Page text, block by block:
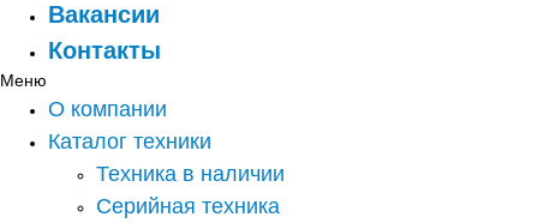
Вакансии
Контакты
Меню
О компании
Каталог техники
Техника в наличии
Серийная техника